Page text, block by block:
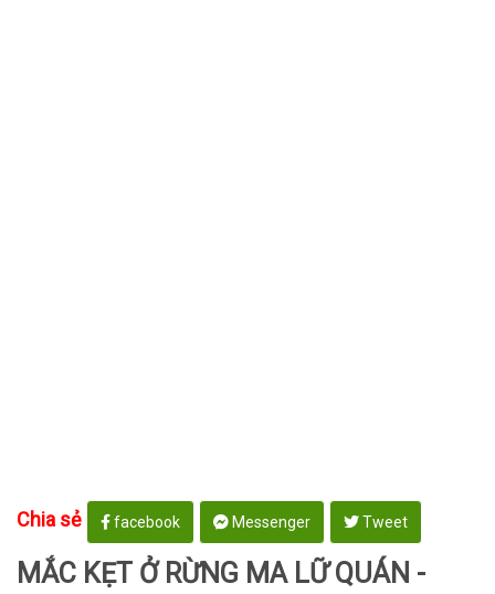
Chia sẻ facebook Messenger Tweet
MẮC KẸT Ở RỪNG MA LỮ QUÁN -